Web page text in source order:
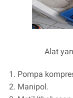
Alat
Pompa
Manipol.